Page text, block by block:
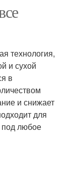
высыхании
стяжкой
сравнению
технология,
и сухой
в
и снижает
для
под любое